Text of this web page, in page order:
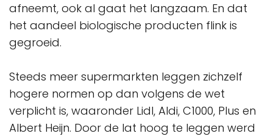
afneemt, ook al gaat het langzaam. En dat
het aandeel biologische producten flink is
gegroeid.
Steeds meer supermarkten leggen zichzelf
hogere normen op dan volgens de wet
verplicht is, waaronder Lidl, Aldi, C1000, Plus en
Albert Heijn. Door de lat hoog te leggen werd